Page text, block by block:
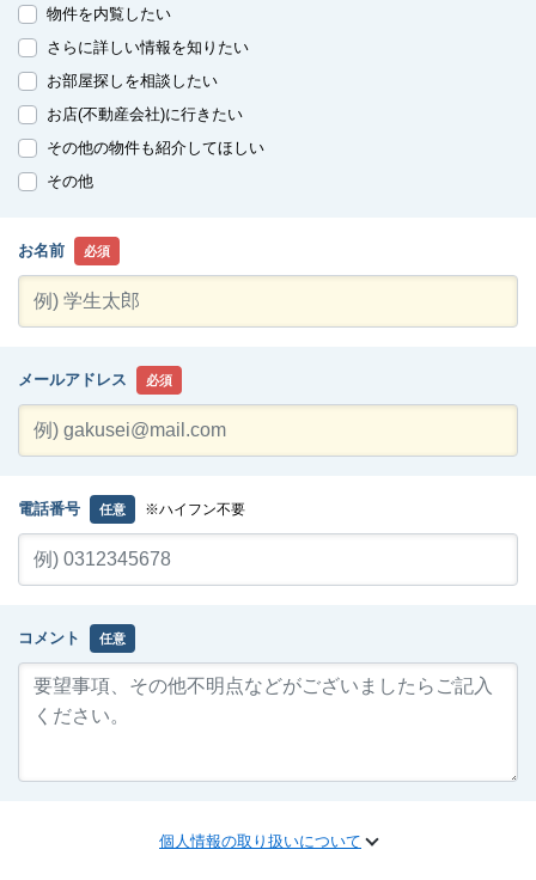
物件を内覧したい
さらに詳しい情報を知りたい
お部屋探しを相談したい
お店(不動産会社)に行きたい
その他の物件も紹介してほしい
その他
お名前 必須
メールアドレス 必須
電話番号 任意 ※ハイフン不要
コメント 任意
個人情報の取り扱いについて